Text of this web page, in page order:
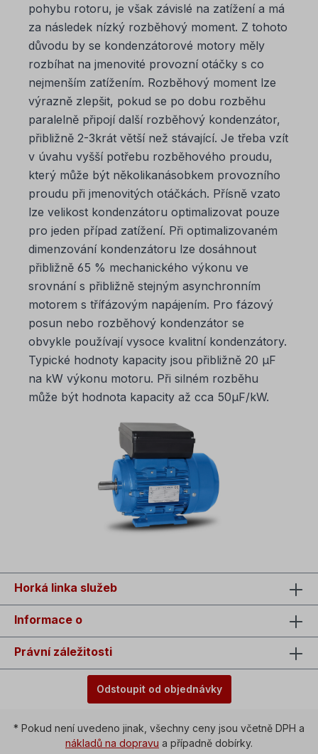
pohybu rotoru, je však závislé na zatížení a má
za následek nízký rozběhový moment. Z tohoto
důvodu by se kondenzátorové motory měly
rozbíhat na jmenovité provozní otáčky s co
nejmenším zatížením. Rozběhový moment lze
výrazně zlepšit, pokud se po dobu rozběhu
paralelně připojí další rozběhový kondenzátor,
přibližně 2-3krát větší než stávající. Je třeba vzít
v úvahu vyšší potřebu rozběhového proudu,
který může být několikanásobkem provozního
proudu při jmenovitých otáčkách. Přísně vzato
lze velikost kondenzátoru optimalizovat pouze
pro jeden případ zatížení. Při optimalizovaném
dimenzování kondenzátoru lze dosáhnout
přibližně 65 % mechanického výkonu ve
srovnání s přibližně stejným asynchronním
motorem s třífázovým napájením. Pro fázový
posun nebo rozběhový kondenzátor se
obvykle používají vysoce kvalitní kondenzátory.
Typické hodnoty kapacity jsou přibližně 20 µF
na kW výkonu motoru. Při silném rozběhu
může být hodnota kapacity až cca 50µF/kW.
Horká linka služeb
Informace o
Právní záležitosti
Odstoupit od objednávky
* Pokud není uvedeno jinak, všechny ceny jsou včetně DPH a
nákladů na dopravu a případně dobírky.